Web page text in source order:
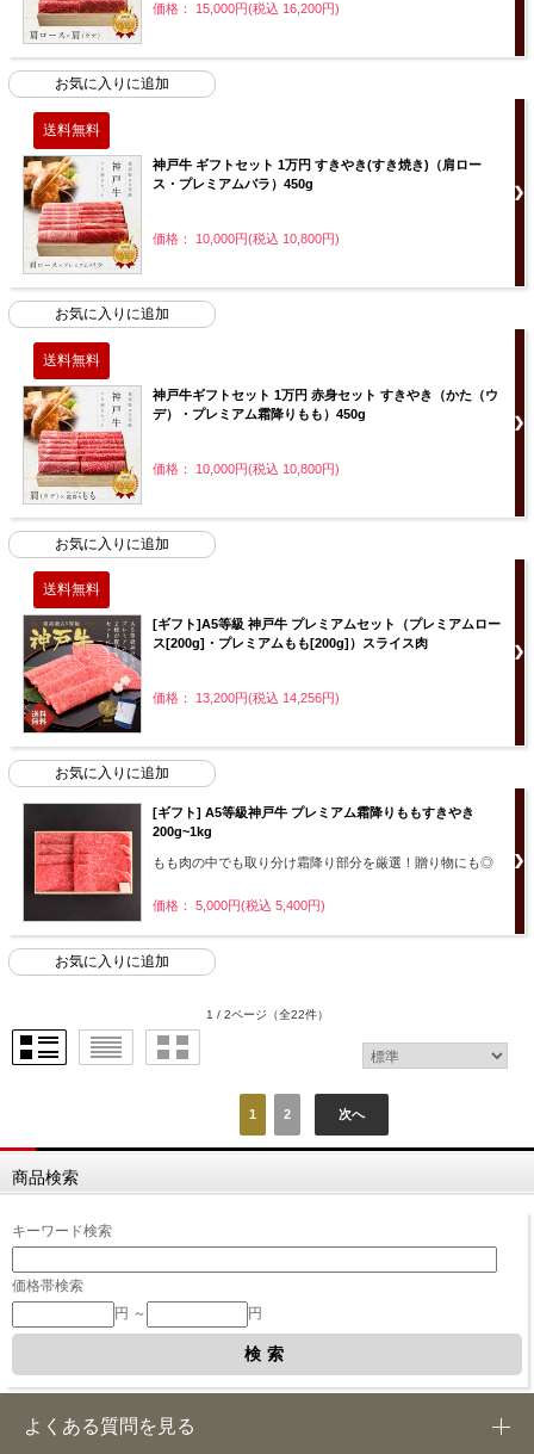
価格： 15,000円(税込 16,200円)
神戸牛 ギフトセット 1万円 すきやき(すき焼き)（肩ロー
ス・プレミアムバラ）450g
価格： 10,000円(税込 10,800円)
神戸牛ギフトセット 1万円 赤身セット すきやき（かた（ウ
デ）・プレミアム霜降りもも）450g
価格： 10,000円(税込 10,800円)
[ギフト]A5等級 神戸牛 プレミアムセット（プレミアムロー
ス[200g]・プレミアムもも[200g]）スライス肉
価格： 13,200円(税込 14,256円)
[ギフト] A5等級神戸牛 プレミアム霜降りももすきやき
200g~1kg
もも肉の中でも取り分け霜降り部分を厳選！贈り物にも◎
価格： 5,000円(税込 5,400円)
1 / 2ページ （全22件）
1 2 次へ
商品検索
キーワード検索
価格帯検索
円 ～
円
よくある質問を見る